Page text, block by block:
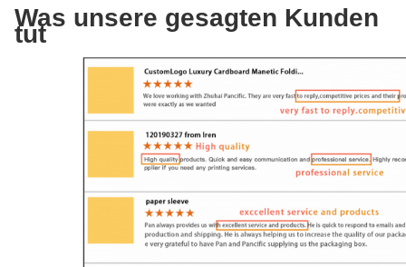
Was unsere gesagten Kunden
tut